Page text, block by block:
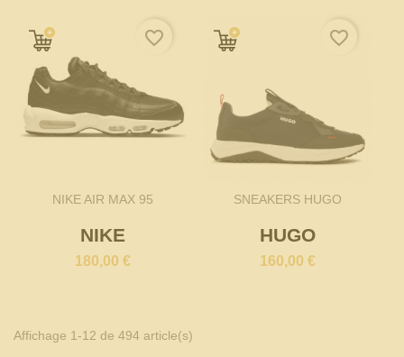
NIKE AIR MAX 95
NIKE
180,00 €
favorite_border
SNEAKERS HUGO
HUGO
160,00 €
favorite_border
Affichage 1-12 de 494 article(s)